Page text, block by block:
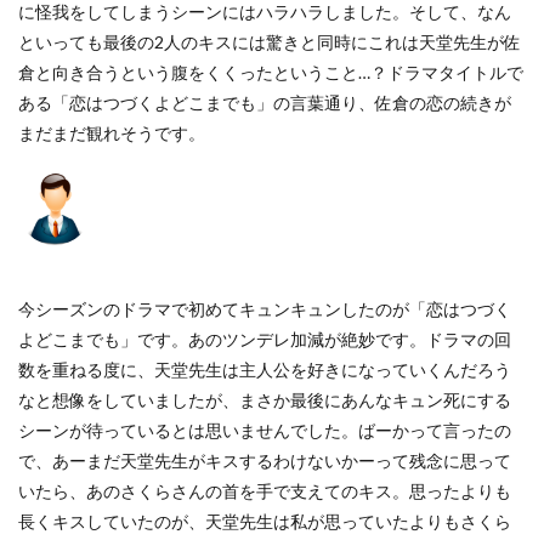
に怪我をしてしまうシーンにはハラハラしました。そして、なん
といっても最後の2人のキスには驚きと同時にこれは天堂先生が佐
倉と向き合うという腹をくくったということ…？ドラマタイトルで
ある「恋はつづくよどこまでも」の言葉通り、佐倉の恋の続きが
まだまだ観れそうです。
今シーズンのドラマで初めてキュンキュンしたのが「恋はつづく
よどこまでも」です。あのツンデレ加減が絶妙です。ドラマの回
数を重ねる度に、天堂先生は主人公を好きになっていくんだろう
なと想像をしていましたが、まさか最後にあんなキュン死にする
シーンが待っているとは思いませんでした。ばーかって言ったの
で、あーまだ天堂先生がキスするわけないかーって残念に思って
いたら、あのさくらさんの首を手で支えてのキス。思ったよりも
長くキスしていたのが、天堂先生は私が思っていたよりもさくら